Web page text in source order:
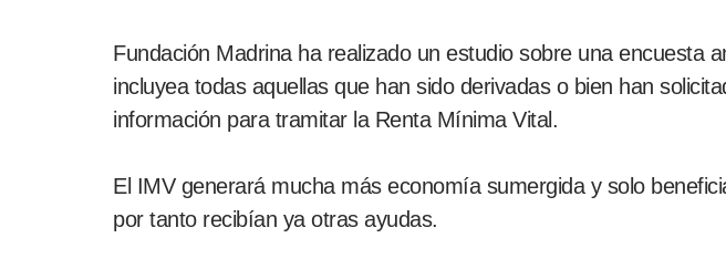
Fundación Madrina ha realizado un estudio sobre una encuesta
incluyea todas aquellas que han sido derivadas o bien han
información para tramitar la Renta Mínima Vital.
El IMV generará mucha más economía sumergida y solo
por tanto recibían ya otras ayudas.